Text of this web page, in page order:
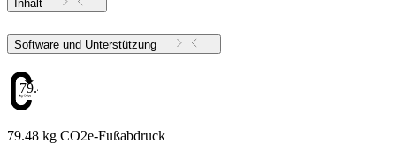
Inhalt
Software und Unterstützung
79.48
79.48 kg CO2e-Fußabdruck